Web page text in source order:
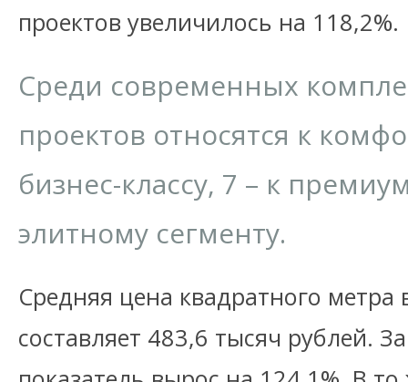
проектов увеличилось на 118,2%.
Среди современных
проектов относятся к
бизнес-классу, 7 – к
элитному сегменту.
Средняя цена квадратного метра
составляет 483,6 тысяч рублей.